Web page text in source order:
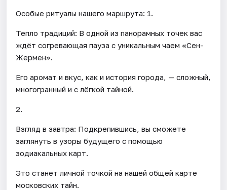
Особые ритуалы нашего маршрута: 1.
Тепло традиций: В одной из панорамных точек вас
ждёт согревающая пауза с уникальным чаем «Сен-
Жермен».
Его аромат и вкус, как и история города, — сложный,
многогранный и с лёгкой тайной.
2.
Взгляд в завтра: Подкрепившись, вы сможете
заглянуть в узоры будущего с помощью
зодиакальных карт.
Это станет личной точкой на нашей общей карте
московских тайн.